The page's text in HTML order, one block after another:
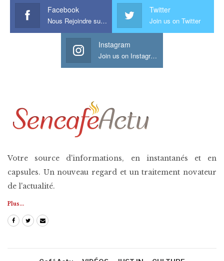
Facebook
Nous Rejoindre sur Facebook
Twitter
Join us on Twitter
Instagram
Join us on Instagram
Votre source d'informations, en instantanés et en
capsules. Un nouveau regard et un traitement novateur
de l'actualité.
Plus...